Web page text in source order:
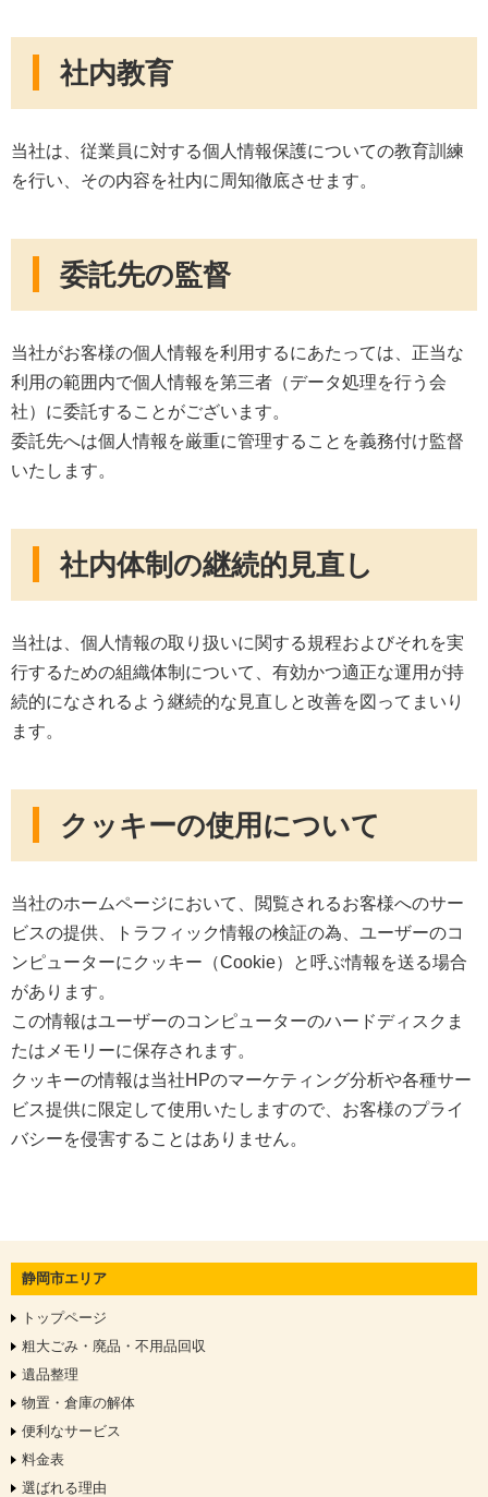
社内教育
当社は、従業員に対する個人情報保護についての教育訓練
を行い、その内容を社内に周知徹底させます。
委託先の監督
当社がお客様の個人情報を利用するにあたっては、正当な
利用の範囲内で個人情報を第三者（データ処理を行う会
社）に委託することがございます。
委託先へは個人情報を厳重に管理することを義務付け監督
いたします。
社内体制の継続的見直し
当社は、個人情報の取り扱いに関する規程およびそれを実
行するための組織体制について、有効かつ適正な運用が持
続的になされるよう継続的な見直しと改善を図ってまいり
ます。
クッキーの使用について
当社のホームページにおいて、閲覧されるお客様へのサー
ビスの提供、トラフィック情報の検証の為、ユーザーのコ
ンピューターにクッキー（Cookie）と呼ぶ情報を送る場合
があります。
この情報はユーザーのコンピューターのハードディスクま
たはメモリーに保存されます。
クッキーの情報は当社HPのマーケティング分析や各種サー
ビス提供に限定して使用いたしますので、お客様のプライ
バシーを侵害することはありません。
静岡市エリア
トップページ
粗大ごみ・廃品・不用品回収
遺品整理
物置・倉庫の解体
便利なサービス
料金表
選ばれる理由